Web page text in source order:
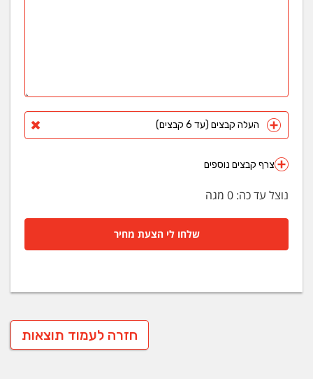
העלה קבצים (עד 6 קבצים)
צרף קבצים נוספים
נוצל עד כה: 0 מגה
שלחו לי הצעת מחיר
חזרה לעמוד תוצאות